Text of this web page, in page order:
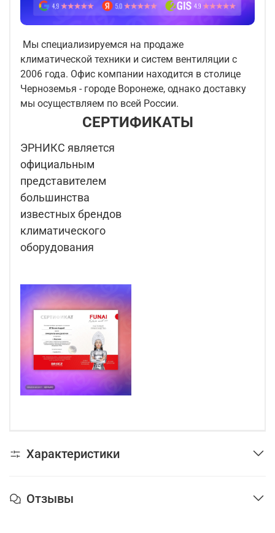
Мы специализируемся на продаже
климатической техники и систем вентиляции с
2006 года. Офис компании находится в столице
Черноземья - городе Воронеже, однако доставку
мы осуществляем по всей России.
СЕРТИФИКАТЫ
ЭРНИКС является
официальным
представителем
большинства
известных брендов
климатического
оборудования
Характеристики
Отзывы